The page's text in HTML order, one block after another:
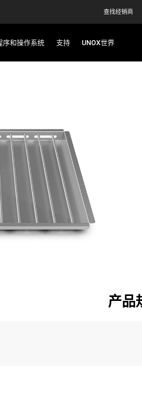
查找经销商
序和操作系统 支持 UNOX世界
产品